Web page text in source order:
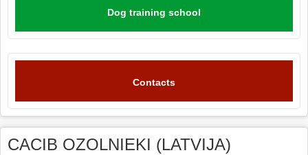
Dog training school
Contacts
CACIB OZOLNIEKI (LATVIJA)